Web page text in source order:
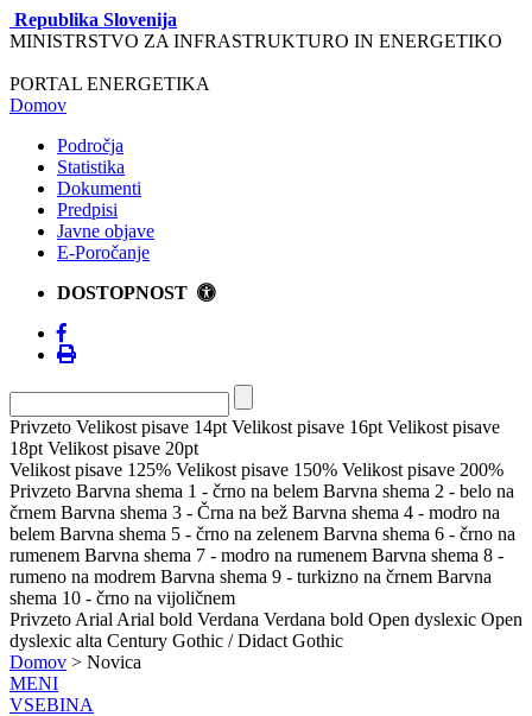
Republika Slovenija
MINISTRSTVO ZA INFRASTRUKTURO IN ENERGETIKO
PORTAL ENERGETIKA
Domov
Področja
Statistika
Dokumenti
Predpisi
Javne objave
E-Poročanje
DOSTOPNOST
Privzeto Velikost pisave 14pt Velikost pisave 16pt Velikost pisave
18pt Velikost pisave 20pt
Velikost pisave 125% Velikost pisave 150% Velikost pisave 200%
Privzeto Barvna shema 1 - črno na belem Barvna shema 2 - belo na
črnem Barvna shema 3 - Črna na bež Barvna shema 4 - modro na
belem Barvna shema 5 - črno na zelenem Barvna shema 6 - črno na
rumenem Barvna shema 7 - modro na rumenem Barvna shema 8 -
rumeno na modrem Barvna shema 9 - turkizno na črnem Barvna
shema 10 - črno na vijoličnem
Privzeto Arial Arial bold Verdana Verdana bold Open dyslexic Open
dyslexic alta Century Gothic / Didact Gothic
Domov > Novica
MENI
VSEBINA